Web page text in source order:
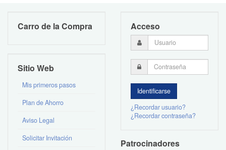
Carro de la Compra
Sitio Web
Mis primeros pasos
Plan de Ahorro
Aviso Legal
Solicitar Invitación
Acceso
¿Recordar usuario?
¿Recordar contraseña?
Patrocinadores